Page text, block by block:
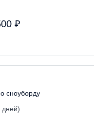
₽
сноуборду
дней)